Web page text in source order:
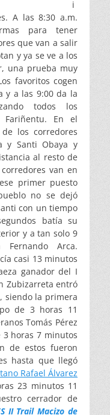
i
A las 8:30 a.m.
para tener
que van a salir
y ya se ve a los
una prueba muy
favoritos cogen
y a las 9:00 da la
todos los
En el
los corredores
y Santi Obaya y
al resto de
van en
primer puesto
no se dejó
con un tiempo
batía su
y a tan solo 9
Arca.
casi 13 minutos
ganador del I
Zubizarreta entró
siendo la primera
de 3 horas 11
Tomás Pérez
horas 7 minutos
de estos fueron
hasta que llegó
Rafael Álvarez
23 minutos 11
cerrador de
II Trail Macizo de